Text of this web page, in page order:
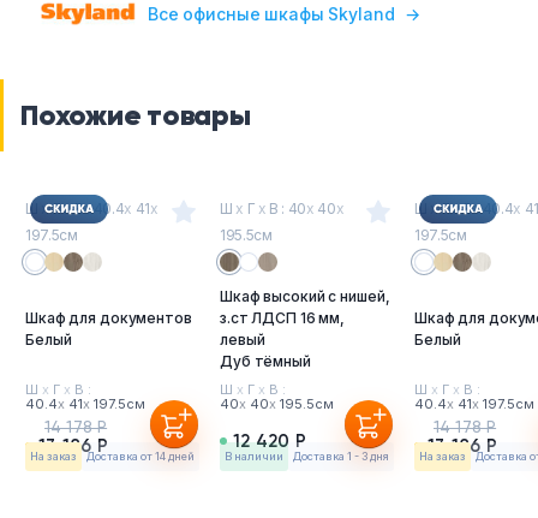
Все офисные шкафы Skyland →
Похожие товары
Ш хГхВ : 40.4х 41х
197.5см
Шкаф для документов
Белый
Ш х Г х В :
40.4х 41х 197.5см
13 186 Р
14 178 Р
На заказ Доставка от 14 дней
Ш х Г х В : 40х 40х
195.5см
Шкаф высокий с нишей,
з.ст ЛДСП 16 мм,
левый
Дуб тёмный
Ш х Г х В :
40х 40х 195.5см
12 420 Р
в наличии Доставка 1 - 3 дня
Ш хГхВ : 40.4х 41
197.5см
Шкаф для
Белый
Ш х Г х В :
40.4х 41х 197.5см
13 186 Р
14 178 Р
На заказ Доставка